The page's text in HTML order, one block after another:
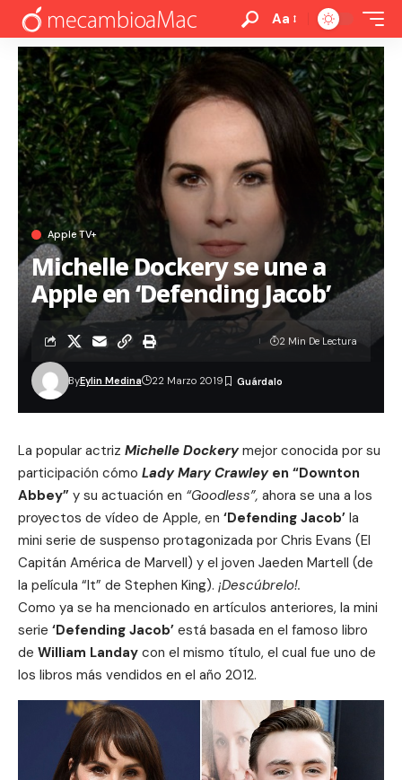
Aa
Apple TV+
Michelle Dockery se une a
Apple en ‘Defending Jacob’
ByEylin Medina 22 Marzo 2019
2 Min De Lectura
La popular actriz Michelle Dockery mejor conocida por su
participación cómo Lady Mary Crawleyen “Downton
Abbey” y su actuación en “Goodless”, ahora se una a los
proyectos de vídeo de Apple, en ‘Defending Jacob’ la
mini serie de suspenso protagonizada por Chris Evans (El
Capitán América de Marvell) y el joven Jaeden Martell (de
la película “It” de Stephen King). ¡Descúbrelo!.
Como ya se ha mencionado en artículos anteriores, la mini
serie ‘Defending Jacob’ está basada en el famoso libro
de William Landay con el mismo título, el cual fue uno de
los libros más vendidos en el año 2012.